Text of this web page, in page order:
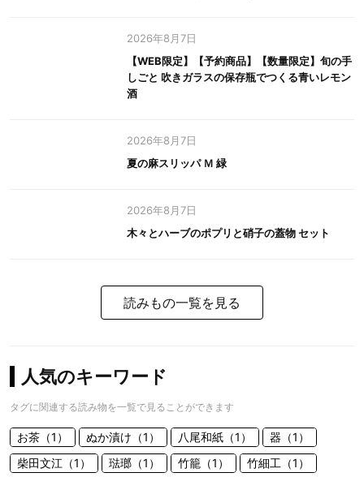
2026年8月7日
【WEB限定】【予約商品】【数量限定】旬の手
しごと 吹きガラスの保存瓶でつくる青いレモン
酒
2026年8月7日
夏の麻スリッパ Ｍ 緑
2026年8月7日
木々とハーブのポプリと硝子の蓋物 セット
読みもの一覧を見る
人気のキーワード
タグに関連する読み物を一覧で見ることができます
お茶（1） ぬか漬け（1） 八尾和紙（1）
器（1）
柴田文江（1）
琺瑯（1） 竹籠（1） 竹細工（1）